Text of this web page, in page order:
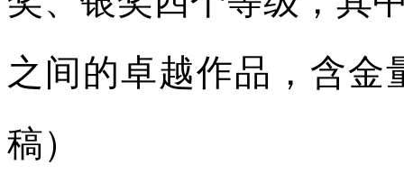
之间的卓越作品，含金
稿）